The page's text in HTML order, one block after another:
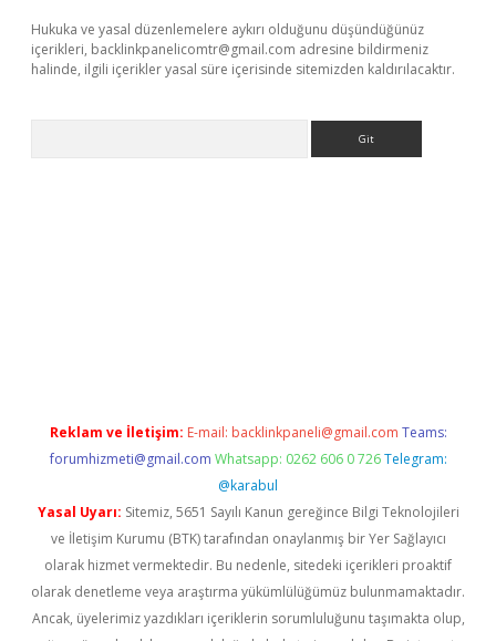
Hukuka ve yasal düzenlemelere aykırı olduğunu düşündüğünüz
içerikleri, backlinkpanelicomtr@gmail.com adresine bildirmeniz
halinde, ilgili içerikler yasal süre içerisinde sitemizden kaldırılacaktır.
Reklam ve İletişim: E-mail: backlinkpaneli@gmail.com Teams:
forumhizmeti@gmail.com Whatsapp: 0262 606 0 726 Telegram:
@karabul
Yasal Uyarı: Sitemiz, 5651 Sayılı Kanun gereğince Bilgi Teknolojileri
ve İletişim Kurumu (BTK) tarafından onaylanmış bir Yer Sağlayıcı
olarak hizmet vermektedir. Bu nedenle, sitedeki içerikleri proaktif
olarak denetleme veya araştırma yükümlülüğümüz bulunmamaktadır.
Ancak, üyelerimiz yazdıkları içeriklerin sorumluluğunu taşımakta olup,